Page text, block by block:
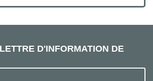
D'INFORMATION DE